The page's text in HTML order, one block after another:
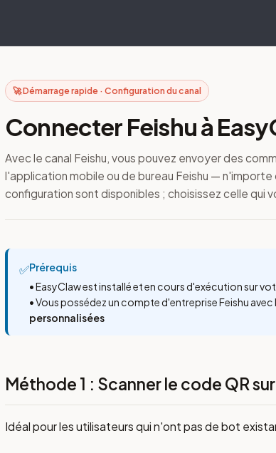
🚀 Démarrage rapide · Configuration du canal
Connecter Feishu à
Avec le canal Feishu, vous pouvez envoyer des
l'application mobile ou de bureau Feishu —
configuration sont disponibles ; choisissez celle qui
✅Prérequis
• EasyClaw est installé et en cours d'exécution sur
• Vous possédez un compte d'entreprise Feishu avec
personnalisées
Méthode 1 : Scanner le code QR
Idéal pour les utilisateurs qui n'ont pas de bot